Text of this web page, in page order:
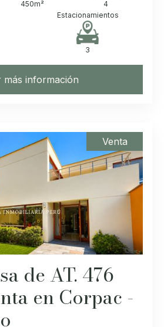
450m²
4
Estacionamientos
3
más información
Venta
de AT. 476
en Corpac -